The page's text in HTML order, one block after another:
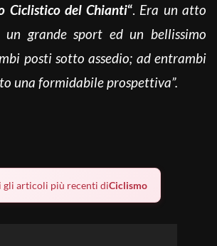
Ciclistico del Chianti“. Era un atto
grande sport ed un bellissimo
posti sotto assedio; ad entrambi
una formidabile prospettiva”.
gli articoli più recenti diCiclismo